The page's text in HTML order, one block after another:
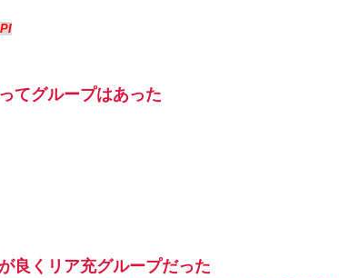
てグループはあった
良くリア充グループだった